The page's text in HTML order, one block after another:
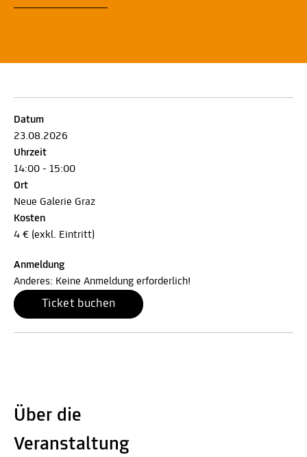
Datum
23.08.2026
Uhrzeit
14:00 - 15:00
Ort
Neue Galerie Graz
Kosten
4 € (exkl. Eintritt)
Anmeldung
Anderes: Keine Anmeldung erforderlich!
Ticket buchen
Über die
Veranstaltung